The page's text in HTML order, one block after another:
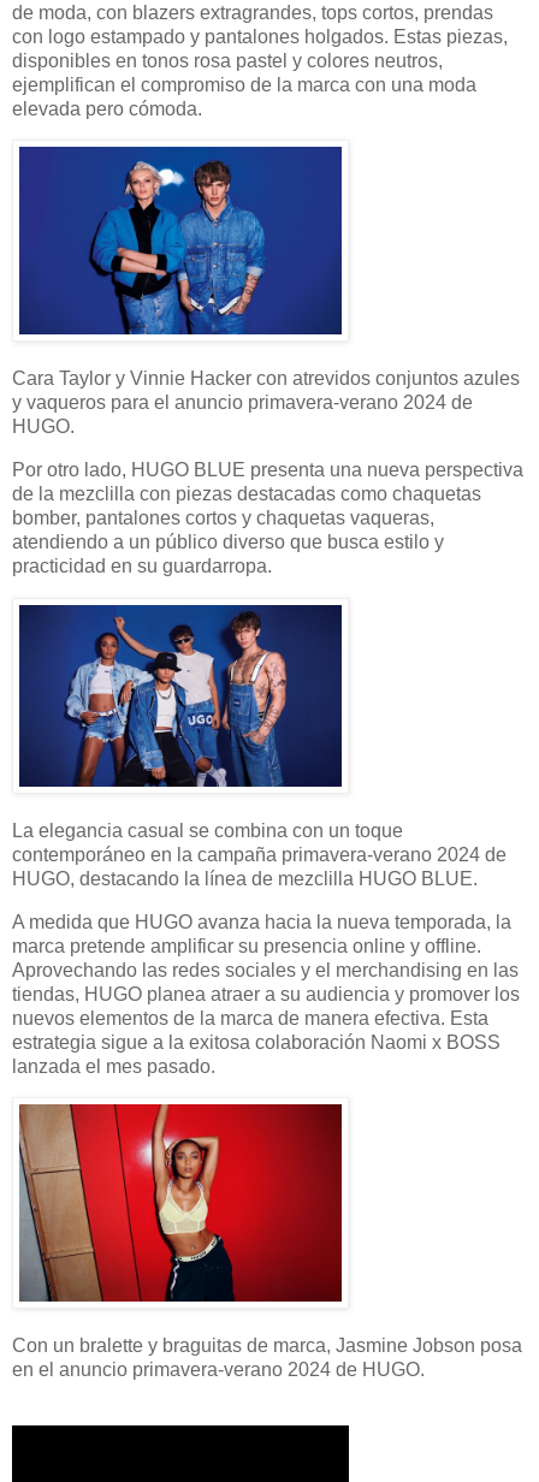
de moda, con blazers extragrandes, tops cortos, prendas
con logo estampado y pantalones holgados. Estas piezas,
disponibles en tonos rosa pastel y colores neutros,
ejemplifican el compromiso de la marca con una moda
elevada pero cómoda.
Cara Taylor y Vinnie Hacker con atrevidos conjuntos azules
y vaqueros para el anuncio primavera-verano 2024 de
HUGO.
Por otro lado, HUGO BLUE presenta una nueva perspectiva
de la mezclilla con piezas destacadas como chaquetas
bomber, pantalones cortos y chaquetas vaqueras,
atendiendo a un público diverso que busca estilo y
practicidad en su guardarropa.
La elegancia casual se combina con un toque
contemporáneo en la campaña primavera-verano 2024 de
HUGO, destacando la línea de mezclilla HUGO BLUE.
A medida que HUGO avanza hacia la nueva temporada, la
marca pretende amplificar su presencia online y offline.
Aprovechando las redes sociales y el merchandising en las
tiendas, HUGO planea atraer a su audiencia y promover los
nuevos elementos de la marca de manera efectiva. Esta
estrategia sigue a la exitosa colaboración Naomi x BOSS
lanzada el mes pasado.
Con un bralette y braguitas de marca, Jasmine Jobson posa
en el anuncio primavera-verano 2024 de HUGO.